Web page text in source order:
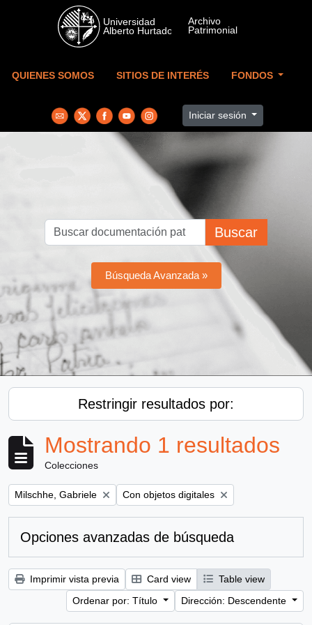
Skip to main content
QUIENES SOMOS SITIOS DE INTERÉS FONDOS
Iniciar sesión
Buscar
Búsqueda Avanzada »
Restringir resultados por:
Mostrando 1 resultados
Colecciones
Remove filter:
Milschhe, Gabriele Remove filter:
Con objetos digitales
Opciones avanzadas de búsqueda
Imprimir vista previa Card view
Table view
Ordenar por: Título
Dirección: Descendente